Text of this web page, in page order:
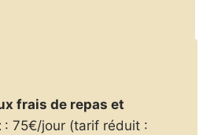
frais de repas et
: 75€/jour (tarif réduit :